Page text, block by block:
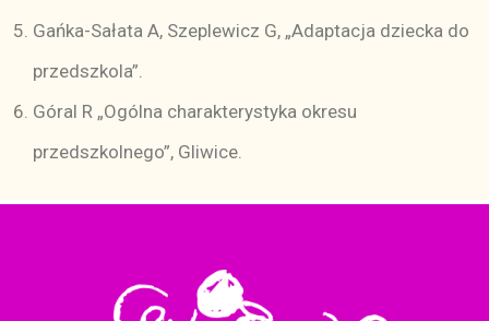
Gańka-Sałata A, Szeplewicz G, „Adaptacja dziecka do
przedszkola”.
Góral R „Ogólna charakterystyka okresu
przedszkolnego”, Gliwice.